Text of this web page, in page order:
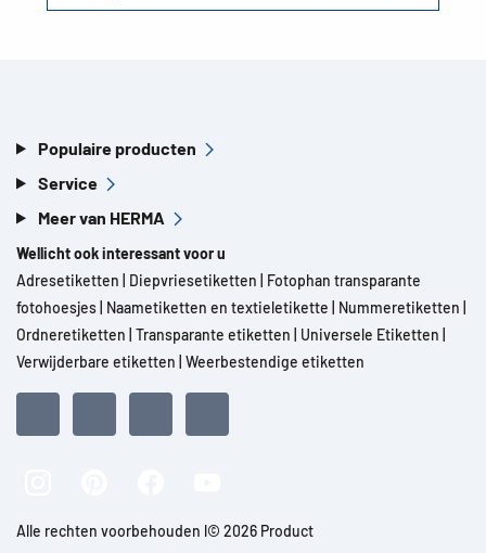
Populaire producten
Service
Meer van HERMA
Wellicht ook interessant voor u
Adresetiketten
Diepvriesetiketten
Fotophan transparante
fotohoesjes Naametiketten en textieletikette Nummeretiketten
Ordneretiketten Transparante etiketten Universele Etiketten
Verwijderbare etiketten Weerbestendige etiketten
Alle rechten voorbehouden l© 2026 Product